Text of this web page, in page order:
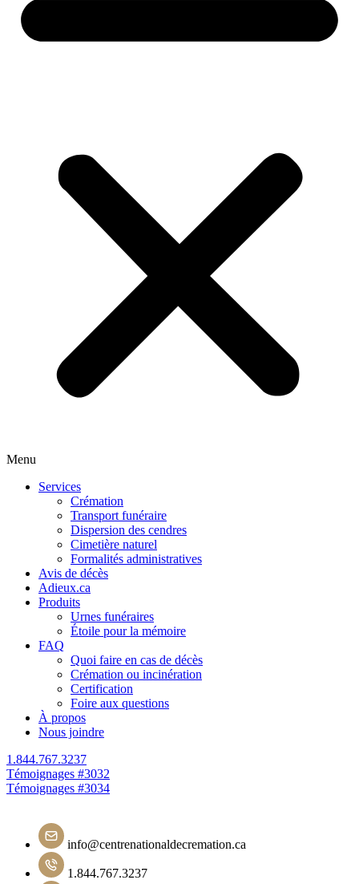
Menu
Services
Crémation
Transport funéraire
Dispersion des cendres
Cimetière naturel
Formalités administratives
Avis de décès
Adieux.ca
Produits
Urnes funéraires
Étoile pour la mémoire
FAQ
Quoi faire en cas de décès
Crémation ou incinération
Certification
Foire aux questions
À propos
Nous joindre
1.844.767.3237
Navigation
de
l'article
Témoignages #3032
Témoignages #3034
info@centrenationaldecremation.ca
1.844.767.3237